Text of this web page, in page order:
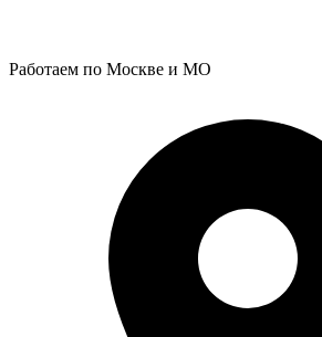
Работаем по Москве и МО